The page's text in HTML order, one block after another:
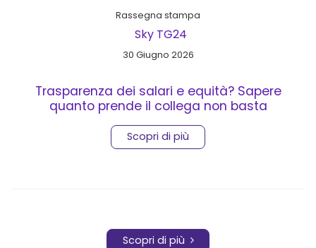
Rassegna stampa
Sky TG24
30 Giugno 2026
Trasparenza dei salari e equità? Sapere
quanto prende il collega non basta
Scopri di più
Scopri di più